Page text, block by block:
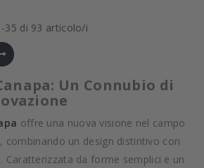
35 di 93 articolo/i
Un Connubio di
offre una nuova visione nel campo
combinando un design distintivo con
Caratterizzata da forme semplici e un